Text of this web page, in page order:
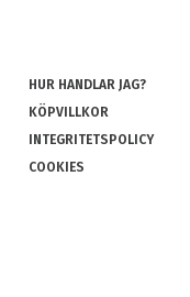
HUR HANDLAR JAG?
KÖPVILLKOR
INTEGRITETSPOLICY
COOKIES